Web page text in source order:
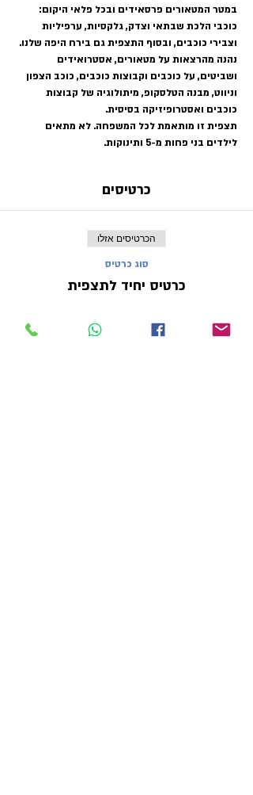
במטר המטאורים פרסאידים ובכל פלאי היקום:
כוכבי הלכת שבתאי וצדק, גלקסיות, ערפיליות
וצבירי כוכבים, ובסוף התצפית גם בירח היפה שלנו.
נהנה מהרצאות על מטאורים, אסטרואידים
ושביטים, על כוכבים וקבוצות כוכבים, כוכב הצפון
וניווט, מבנה הטלסקופ, מיתולוגיה של קבוצות
כוכבים ואסטרופיזיקה בסיסית.
תצפית זו מותאמת לכל המשפחה. לא מתאים
לילדים בני פחות מ-5 ותינוקות.
כרטיסים
הכרטיסים אזלו
סוג כרטיס
כרטיס יחיד לתצפית